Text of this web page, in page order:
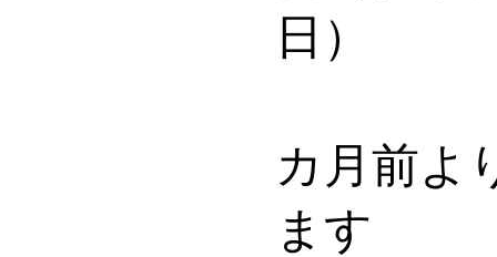
日）
カ月前よ
ます